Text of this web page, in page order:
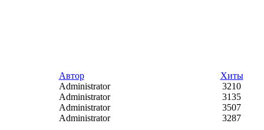
Автор
Хиты
Administrator
3210
Administrator
3135
Administrator
3507
Administrator 3287